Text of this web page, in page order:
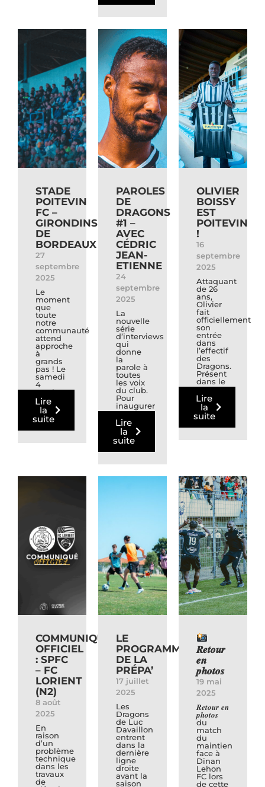
STADE
POITEVIN
FC –
GIRONDINS
DE
BORDEAUX
27
septembre
2025
Le
moment
que
toute
notre
communauté
attend
approche
à
grands
pas ! Le
samedi
4
octobre,
le Stade
Poitevin
FC...
Lire
la
suite
PAROLES
DE
DRAGONS
#1 –
AVEC
CÉDRIC
JEAN-
ETIENNE
24
septembre
2025
La
nouvelle
série
d’interviews
qui
donne
la
parole à
toutes
les voix
du club.
Pour
inaugurer
notre
nouvelle
série
Paroles...
Lire
la
suite
OLIVIER
BOISSY
EST
POITEVIN
!
16
septembre
2025
Attaquant
de 26
ans,
Olivier
fait
officiellement
son
entrée
dans
l’effectif
des
Dragons.
Présent
dans le
groupe
depuis
le
mois...
Lire
la
suite
COMMUNIQUE
OFFICIEL
: SPFC
– FC
LORIENT
(N2)
8 août
2025
En
raison
d’un
problème
technique
dans les
travaux
de
LE
PROGRAMME
DE LA
PRÉPA’
17 juillet
2025
Les
Dragons
de Luc
Davaillon
entrent
dans la
dernière
ligne
droite
avant la
saison
𝑹𝒆𝒕𝒐𝒖𝒓
𝒆𝒏
𝒑𝒉𝒐𝒕𝒐𝒔
19 mai
2025
𝑹𝒆𝒕𝒐𝒖𝒓 𝒆𝒏
𝒑𝒉𝒐𝒕𝒐𝒔
du
match
du
maintien
face à
Dinan
Lehon
FC lors
de cette